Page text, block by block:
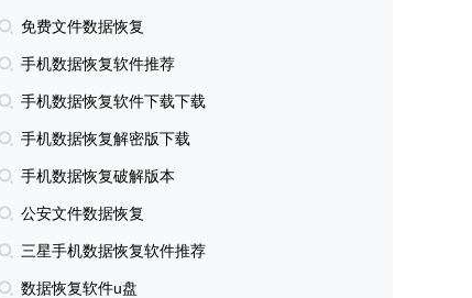
免费文件数据恢复
手机数据恢复软件推荐
手机数据恢复软件下载下载
手机数据恢复解密版下载
手机数据恢复破解版本
公安文件数据恢复
三星手机数据恢复软件推荐
数据恢复软件u盘